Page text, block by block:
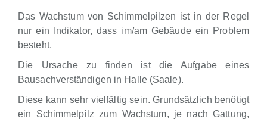
Das Wachstum von Schimmelpilzen ist in der Regel
nur ein Indikator, dass im/am Gebäude ein Problem
besteht.
Die Ursache zu finden ist die Aufgabe eines
Bausachverständigen in Halle (Saale).
Diese kann sehr vielfältig sein. Grundsätzlich benötigt
ein Schimmelpilz zum Wachstum, je nach Gattung,